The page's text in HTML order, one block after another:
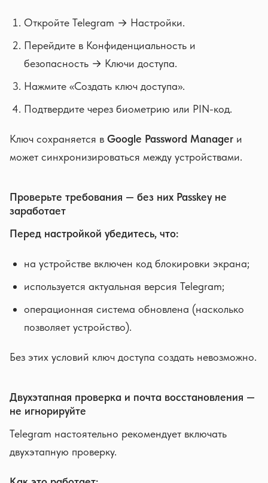
Откройте Telegram → Настройки.
Перейдите в Конфиденциальность и
безопасность → Ключи доступа.
Нажмите «Создать ключ доступа».
Подтвердите через биометрию или PIN-код.
Ключ сохраняется в Google Password Manager и
может синхронизироваться между устройствами.
Проверьте требования — без них Passkey не
заработает
Перед настройкой убедитесь, что:
на устройстве включен код блокировки экрана;
используется актуальная версия Telegram;
операционная система обновлена (насколько
позволяет устройство).
Без этих условий ключ доступа создать невозможно.
Двухэтапная проверка и почта восстановления —
не игнорируйте
Telegram настоятельно рекомендует включать
двухэтапную проверку.